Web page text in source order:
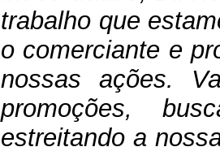
trabalho que
o comerciante e
nossas ações.
promoções,
estreitando a